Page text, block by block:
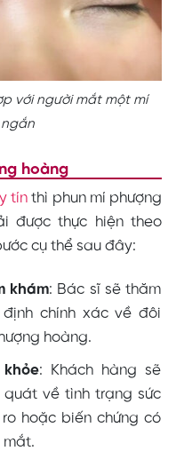
với người mắt một mí
hoàng
tín thì phun mí phượng
được thực hiện theo
cụ thể sau đây:
khám: Bác sĩ sẽ thăm
chính xác về đôi
hoàng.
: Khách hàng sẽ
về tình trạng sức
hoặc biến chứng có
mắt.